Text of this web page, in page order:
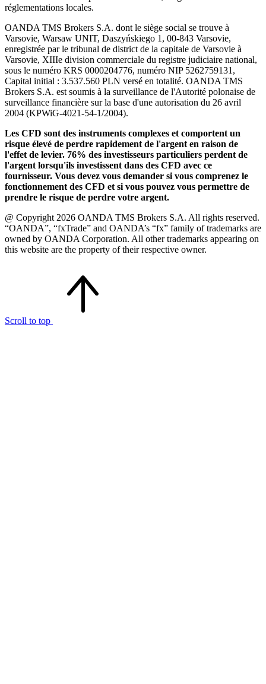
réglementations locales.
OANDA TMS Brokers S.A. dont le siège social se trouve à
Varsovie, Warsaw UNIT, Daszyńskiego 1, 00-843 Varsovie,
enregistrée par le tribunal de district de la capitale de Varsovie à
Varsovie, XIIIe division commerciale du registre judiciaire national,
sous le numéro KRS 0000204776, numéro NIP 5262759131,
Capital initial : 3.537.560 PLN versé en totalité. OANDA TMS
Brokers S.A. est soumis à la surveillance de l'Autorité polonaise de
surveillance financière sur la base d'une autorisation du 26 avril
2004 (KPWiG-4021-54-1/2004).
Les CFD sont des instruments complexes et comportent un
risque élevé de perdre rapidement de l'argent en raison de
l'effet de levier. 76% des investisseurs particuliers perdent de
l'argent lorsqu'ils investissent dans des CFD avec ce
fournisseur. Vous devez vous demander si vous comprenez le
fonctionnement des CFD et si vous pouvez vous permettre de
prendre le risque de perdre votre argent.
@ Copyright 2026 OANDA TMS Brokers S.A. All rights reserved.
“OANDA”, “fxTrade” and OANDA’s “fx” family of trademarks are
owned by OANDA Corporation. All other trademarks appearing on
this website are the property of their respective owner.
Scroll to top